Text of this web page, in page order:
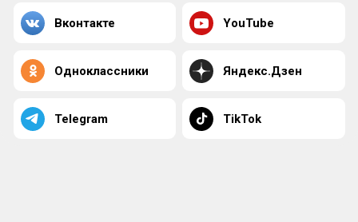
Вконтакте YouTube
Одноклассники Яндекс.Дзен
Telegram TikTok